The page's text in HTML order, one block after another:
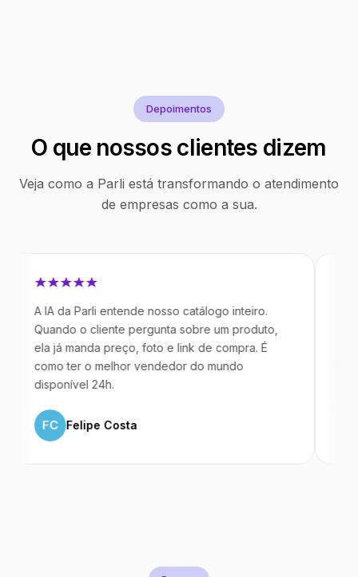
Depoimentos
O que nossos clientes dizem
Veja como a Parli está transformando o atendimento
de empresas como a sua.
IA da Parli entende nosso catálogo inteiro.
o cliente pergunta sobre um produto,
já manda preço, foto e link de compra. É
ter o melhor vendedor do mundo
24h.
Felipe Costa